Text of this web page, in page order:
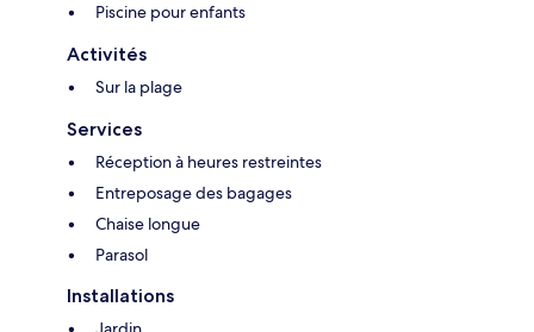
Piscine pour enfants
Activités
Sur la plage
Services
Réception à heures restreintes
Entreposage des bagages
Chaise longue
Parasol
Installations